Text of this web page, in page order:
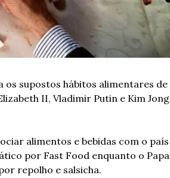
supostos hábitos alimentares de
II, Vladimir Putin e Kim Jong
alimentos e bebidas com o país
por Fast Food enquanto o Papa
repolho e salsicha.